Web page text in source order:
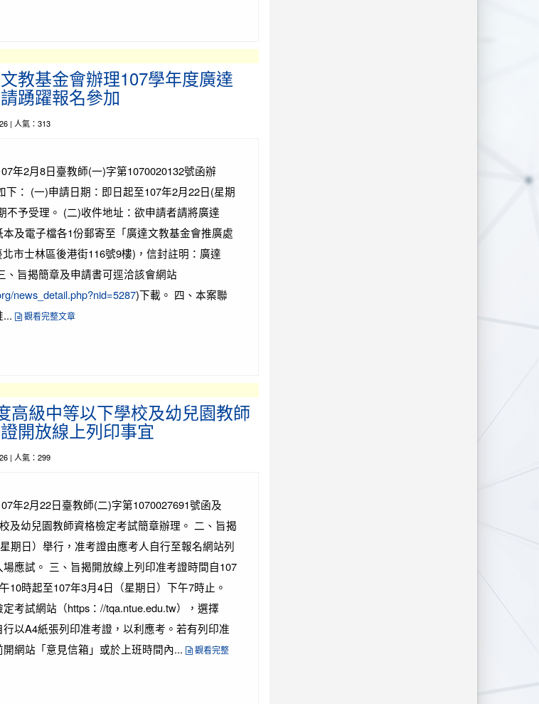
教基金會辦理107學年度廣達
踴躍報名參加
| 人氣：313
年2月8日臺教師(一)字第1070020132號函辦
下： (一)申請日期：即日起至107年2月22日(星期
不予受理。 (二)收件地址：欲申請者請將廣達
本及電子檔各1份郵寄至「廣達文教基金會推廣處
市士林區後港街116號9樓)，信封註明：廣達
、旨揭簡章及申請書可逕洽該會網站
news_detail.php?nid=5287)下載。 四、本案聯
...
觀看完整文章
高級中等以下學校及幼兒園教師
開放線上列印事宜
| 人氣：299
年2月22日臺教師(二)字第1070027691號函及
及幼兒園教師資格檢定考試簡章辦理。 二、旨揭
期日）舉行，准考證由應考人自行至報名網站列
應試。 三、旨揭開放線上列印准考證時間自107
10時起至107年3月4日（星期日）下午7時止。
考試網站（https：//tqa.ntue.edu.tw），選擇
行以A4紙張列印准考證，以利應考。若有列印准
網站「意見信箱」或於上班時間內...
觀看完整